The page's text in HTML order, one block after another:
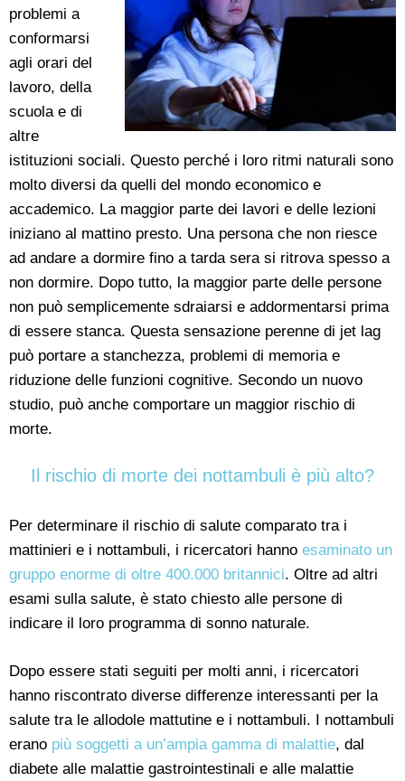
problemi a
conformarsi
agli orari del
lavoro, della
scuola e di
altre
istituzioni sociali. Questo perché i loro ritmi naturali sono
molto diversi da quelli del mondo economico e
accademico. La maggior parte dei lavori e delle lezioni
iniziano al mattino presto. Una persona che non riesce
ad andare a dormire fino a tarda sera si ritrova spesso a
non dormire. Dopo tutto, la maggior parte delle persone
non può semplicemente sdraiarsi e addormentarsi prima
di essere stanca. Questa sensazione perenne di jet lag
può portare a stanchezza, problemi di memoria e
riduzione delle funzioni cognitive. Secondo un nuovo
studio, può anche comportare un maggior rischio di
morte.
Il rischio di morte dei nottambuli è più alto?
Per determinare il rischio di salute comparato tra i
mattinieri e i nottambuli, i ricercatori hanno esaminato un
gruppo enorme di oltre 400.000 britannici. Oltre ad altri
esami sulla salute, è stato chiesto alle persone di
indicare il loro programma di sonno naturale.
Dopo essere stati seguiti per molti anni, i ricercatori
hanno riscontrato diverse differenze interessanti per la
salute tra le allodole mattutine e i nottambuli. I nottambuli
erano più soggetti a un’ampia gamma di malattie, dal
diabete alle malattie gastrointestinali e alle malattie